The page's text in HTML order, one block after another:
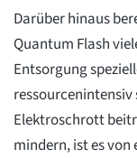
Darüber hinaus
Quantum Flash
Entsorgung
ressourcenintensiv
Elektroschrott
mindern, ist es